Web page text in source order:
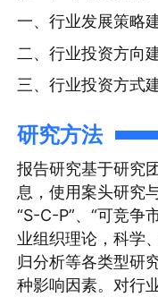
一、行业发展策略
二、行业投资方向
三、行业投资方式
研究方法
报告研究基于研究
息，使用案头研究
“S-C-P”、“可竞争
业组织理论，科学
归分析等各类型研
种影响因素。对行